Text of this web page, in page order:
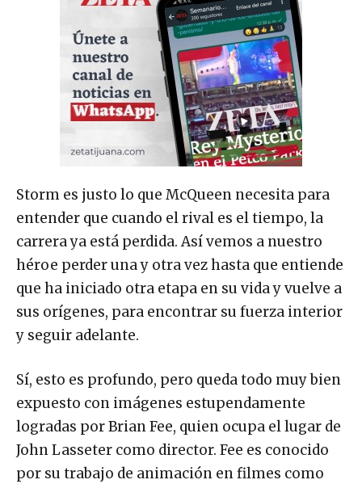
Storm es justo lo que McQueen necesita para
entender que cuando el rival es el tiempo, la
carrera ya está perdida. Así vemos a nuestro
héroe perder una y otra vez hasta que entiende
que ha iniciado otra etapa en su vida y vuelve a
sus orígenes, para encontrar su fuerza interior
y seguir adelante.
Sí, esto es profundo, pero queda todo muy bien
expuesto con imágenes estupendamente
logradas por Brian Fee, quien ocupa el lugar de
John Lasseter como director. Fee es conocido
por su trabajo de animación en filmes como